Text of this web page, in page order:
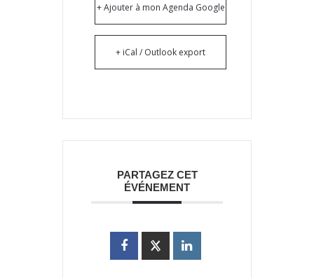
+ Ajouter à mon Agenda Google
+ iCal / Outlook export
PARTAGEZ CET
ÉVÉNEMENT